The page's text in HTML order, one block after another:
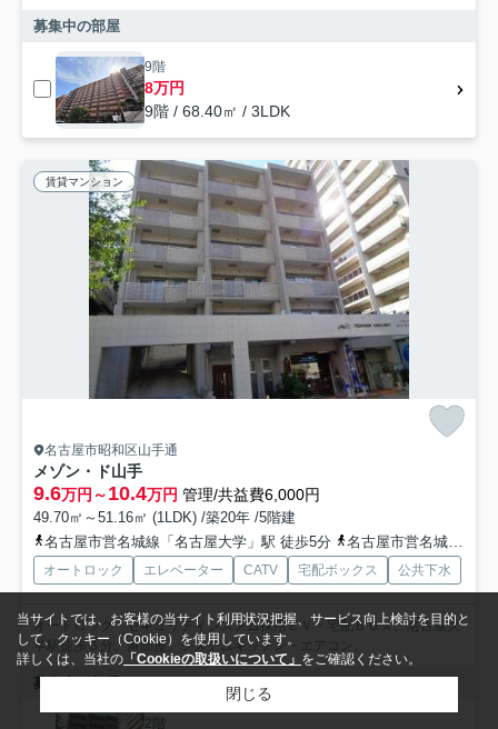
募集中の部屋
9階
8万円
9階 / 68.40㎡ / 3LDK
賃貸マンション
名古屋市昭和区山手通
メゾン・ド山手
9.6万円～10.4万円 管理/共益費6,000円
49.70㎡～51.16㎡ (1LDK) /築20年 /5階建
名古屋市営名城線「名古屋大学」駅 徒歩5分
名古屋市営名城線「八事日赤」駅 徒歩10分
オートロック エレベーター CATV 宅配ボックス 公共下水
オートロック・セキュリティシステム採用ＥＶ・宅配ＢＯＸ。名古屋大
学駅徒歩５分。角部屋。システムキッチン・エアコン。
募集中の部屋
2階
当サイトでは、お客様の当サイト利用状況把握、サービス向上検討を目的と
して、クッキー（Cookie）を使用しています。
詳しくは、当社の 「Cookieの取扱いについて」 をご確認ください。
閉じる